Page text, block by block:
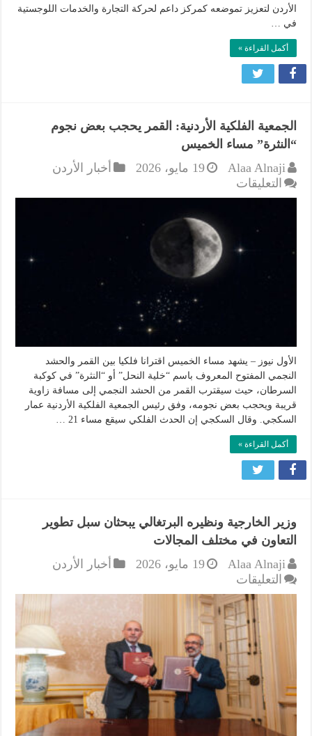
الأردن لتعزيز تموضعه كمركز داعم لحركة التجارة والخدمات اللوجستية
في …
أكمل القراءة »
الجمعية الفلكية الأردنية: القمر يحجب بعض نجوم
“النثرة” مساء الخميس
Alaa Alnaji
19 مايو، 2026
أخبار الأردن
التعليقات
الجمعية
الأردنية:
القمر
يحجب
بعض
“النثرة”
مغلقة
الأول نيوز – يشهد مساء الخميس اقترانا فلكيا بين القمر والحشد
النجمي المفتوح المعروف باسم “خلية النحل” أو “النثرة” في كوكبة
السرطان، حيث سيقترب القمر من الحشد النجمي إلى مسافة زاوية
قريبة ويحجب بعض نجومه، وفق رئيس الجمعية الفلكية الأردنية عمار
السكجي. وقال السكجي إن الحدث الفلكي سيقع مساء 21 …
أكمل القراءة »
وزير الخارجية ونظيره البرتغالي يبحثان سبل تطوير
التعاون في مختلف المجالات
Alaa Alnaji
19 مايو، 2026
أخبار الأردن
التعليقات
وزير
الخارجية
ونظيره
البرتغالي
يبحثان
سبل
تطوير
التعاون
في
مختلف